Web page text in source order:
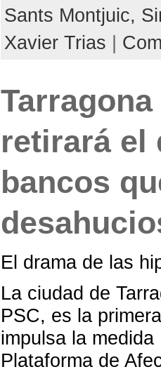
Sants Montjuic,
Xavier Trias |
retirará el
bancos
El drama de las
La ciudad de
PSC, es la
impulsa la
Plataforma de